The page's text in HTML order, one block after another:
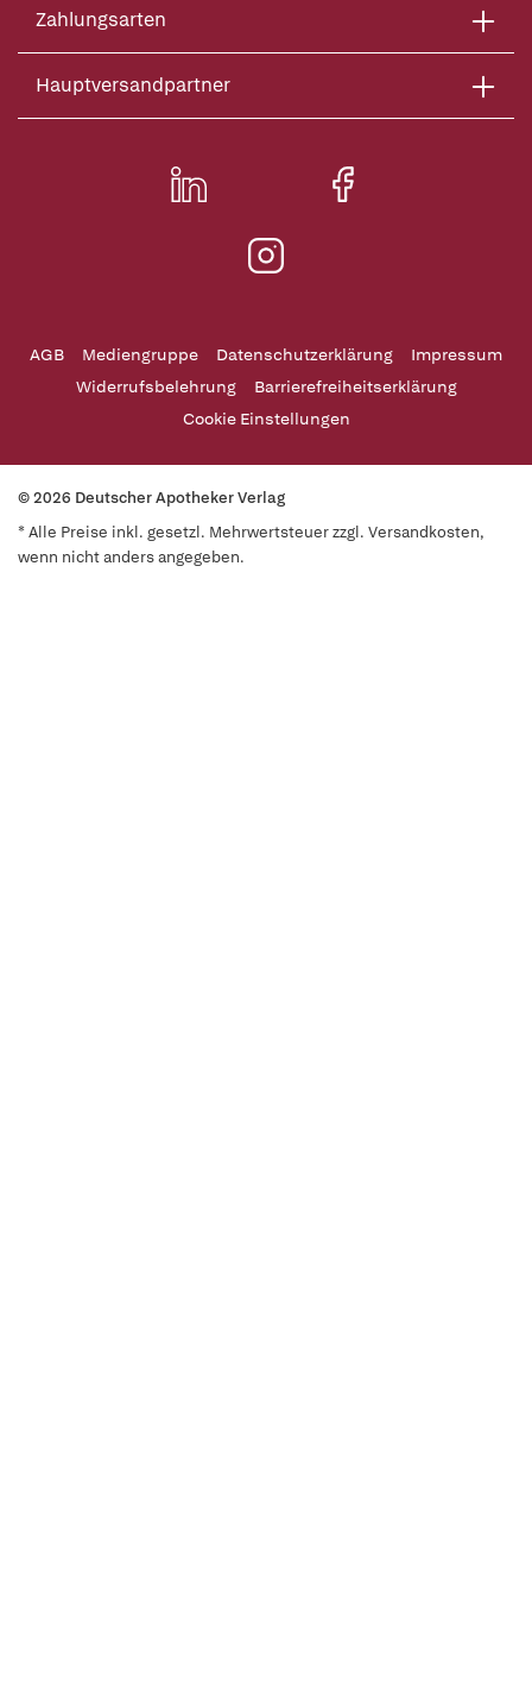
Zahlungsarten
Hauptversandpartner
AGB Mediengruppe Datenschutzerklärung
Impressum
Widerrufsbelehrung
Barrierefreiheitserklärung
Cookie Einstellungen
© 2026 Deutscher Apotheker Verlag
* Alle Preise inkl. gesetzl. Mehrwertsteuer zzgl. Versandkosten,
wenn nicht anders angegeben.